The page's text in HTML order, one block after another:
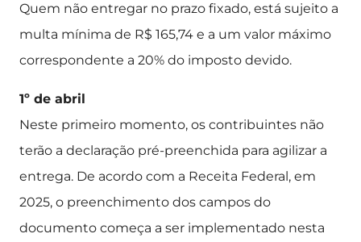
Quem não entregar no prazo fixado, está sujeito a
multa mínima de R$ 165,74 e a um valor máximo
correspondente a 20% do imposto devido.
1º de abril
Neste primeiro momento, os contribuintes não
terão a declaração pré-preenchida para agilizar a
entrega. De acordo com a Receita Federal, em
2025, o preenchimento dos campos do
documento começa a ser implementado nesta